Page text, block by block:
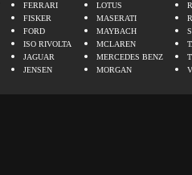
FERRARI
FISKER
FORD
ISO RIVOLTA
JAGUAR
JENSEN
LOTUS
MASERATI
MAYBACH
MCLAREN
MERCEDES BENZ
MORGAN